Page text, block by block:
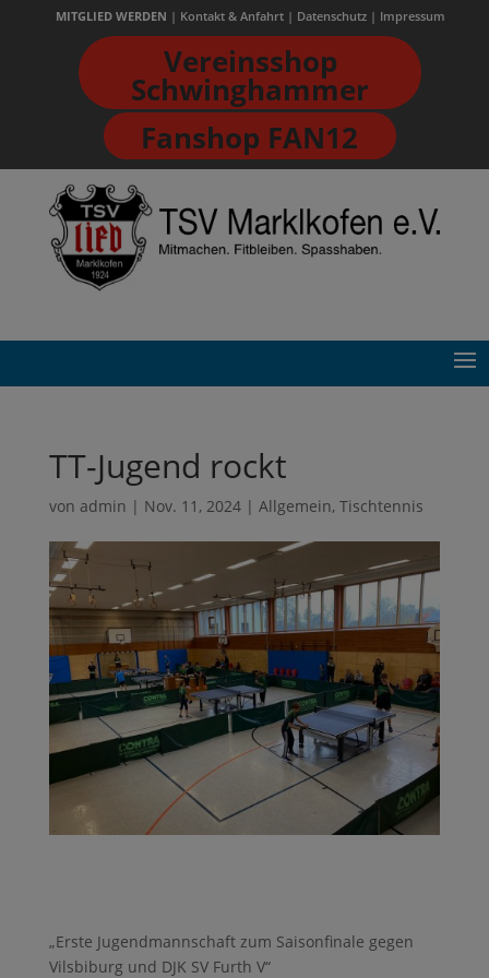
MITGLIED WERDEN | Kontakt & Anfahrt| Datenschutz| Impressum
Vereinsshop
Schwinghammer
Fanshop FAN12
TT-Jugend rockt
von admin | Nov. 11, 2024| Allgemein, Tischtennis
„Erste Jugendmannschaft zum Saisonfinale gegen
Vilsbiburg und DJK SV Furth V“